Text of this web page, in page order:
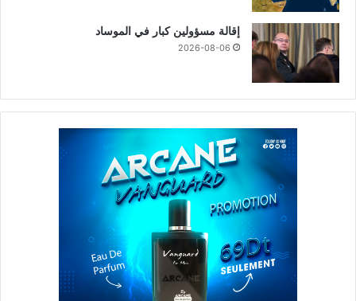
إقالة مسؤولين كبار في الموساد
2026-08-06